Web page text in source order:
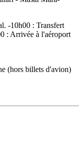
-10h00 : Transfert
: Arrivée à l'aéroport
(hors billets d'avion)